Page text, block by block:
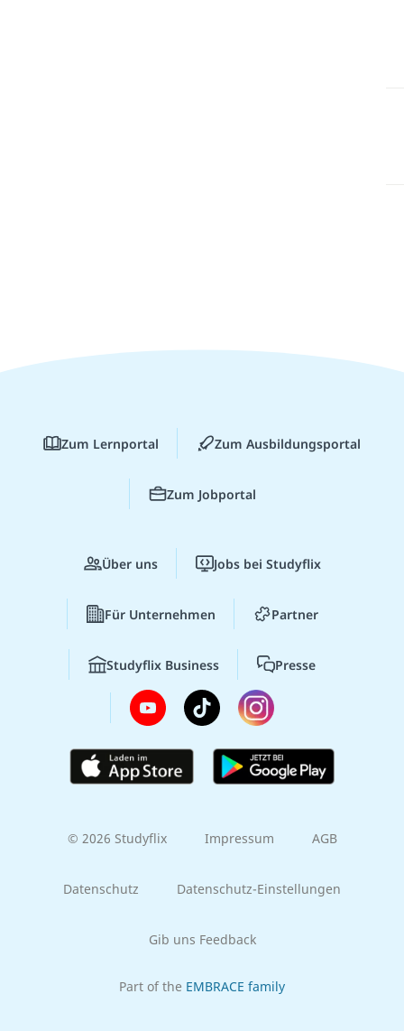
Zum Lernportal Zum Ausbildungsportal
Zum Jobportal
Über uns Jobs bei Studyflix
Für Unternehmen Partner
Studyflix Business Presse
© 2026 Studyflix Impressum AGB
Datenschutz Datenschutz-Einstellungen
Gib uns Feedback
Part of the EMBRACE family